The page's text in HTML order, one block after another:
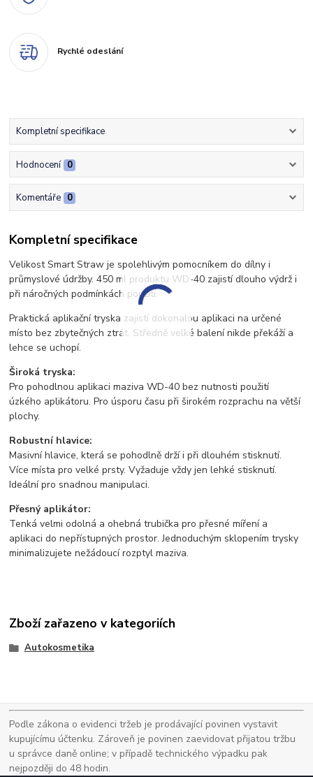
Rychlé odeslání
Kompletní specifikace
Hodnocení 0
Komentáře 0
Kompletní specifikace
Velikost Smart Straw je spolehlivým pomocníkem do dílny i
průmyslové údržby. 450 ml produktu WD-40 zajistí dlouho výdrž i
při náročných podmínkách použití.
Praktická aplikační tryska zajistí dokonalou aplikaci na určené
místo bez zbytečných ztrát. Středně velké balení nikde překáží a
lehce se uchopí.
Široká tryska:
Pro pohodlnou aplikaci maziva WD-40 bez nutnosti použití
úzkého aplikátoru. Pro úsporu času při širokém rozprachu na větší
plochy.
Robustní hlavice:
Masivní hlavice, která se pohodlně drží i při dlouhém stisknutí.
Více místa pro velké prsty. Vyžaduje vždy jen lehké stisknutí.
Ideální pro snadnou manipulaci.
Přesný aplikátor:
Tenká velmi odolná a ohebná trubička pro přesné míření a
aplikaci do nepřístupných prostor. Jednoduchým sklopením trysky
minimalizujete nežádoucí rozptyl maziva.
Zboží zařazeno v kategoriích
Autokosmetika
Podle zákona o evidenci tržeb je prodávající povinen vystavit
kupujícímu účtenku. Zároveň je povinen zaevidovat přijatou tržbu
u správce daně online; v případě technického výpadku pak
nejpozději do 48 hodin.